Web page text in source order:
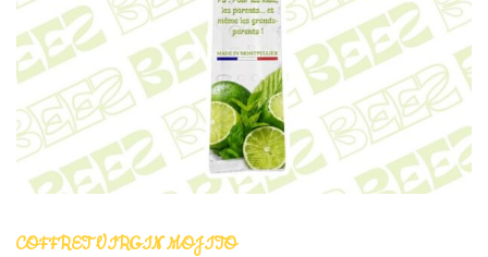
COFFRET VIRGIN MOJITO